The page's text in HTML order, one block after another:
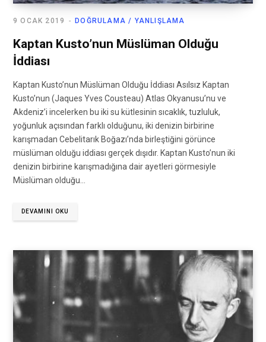
DOĞRULAMA / YANLIŞLAMA
9 OCAK 2019
Kaptan Kusto’nun Müslüman Olduğu
İddiası
Kaptan Kusto’nun Müslüman Olduğu İddiası Asılsız Kaptan
Kusto’nun (Jaques Yves Cousteau) Atlas Okyanusu’nu ve
Akdeniz’i incelerken bu iki su kütlesinin sıcaklık, tuzluluk,
yoğunluk açısından farklı olduğunu, iki denizin birbirine
karışmadan Cebelitarık Boğazı’nda birleştiğini görünce
müslüman olduğu iddiası gerçek dışıdır. Kaptan Kusto’nun iki
denizin birbirine karışmadığına dair ayetleri görmesiyle
Müslüman olduğu…
DEVAMINI OKU